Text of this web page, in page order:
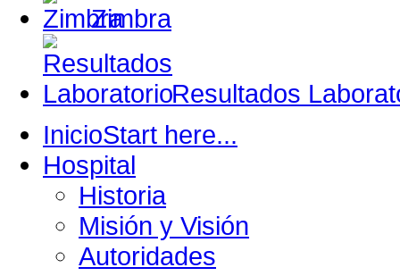
Zimbra
Resultados
InicioStart here...
Hospital
Historia
Misión y Visión
Autoridades